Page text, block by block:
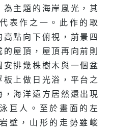
主題的海岸風光，其
表作之一。此作的取
點向下俯視，前景四
屋頂，屋頂再向前則
排幾株樹木與一個盆
上做日光浴，平台之
海洋遠方居然還出現
巨人。至於畫面的左
壁，山形的走勢雖峻